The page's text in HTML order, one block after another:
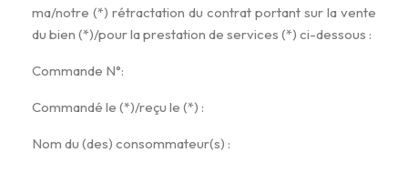
ma/notre (*) rétractation du contrat portant sur la vente
du bien (*)/pour la prestation de services (*) ci-dessous :
Commande N°:
Commandé le (*)/reçu le (*) :
Nom du (des) consommateur(s) :